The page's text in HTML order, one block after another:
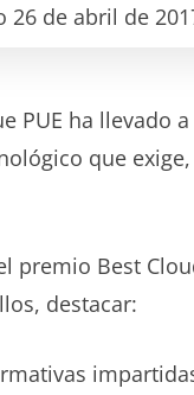
26 de abril de
PUE ha llevado
que
Best
destacar: